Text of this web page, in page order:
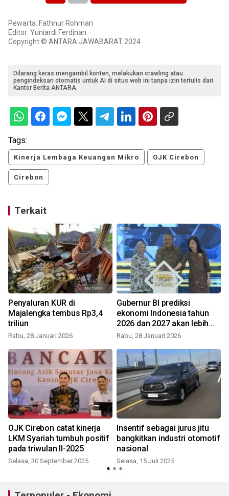
Pewarta: Fathnur Rohman
Editor: Yuniardi Ferdinan
Copyright © ANTARA JAWABARAT 2024
Dilarang keras mengambil konten, melakukan crawling atau
pengindeksan otomatis untuk AI di situs web ini tanpa izin tertulis dari
Kantor Berita ANTARA.
Tags:
Kinerja Lembaga Keuangan Mikro OJK Cirebon
Cirebon
Terkait
Penyaluran KUR di
Majalengka tembus Rp3,4
triliun
Rabu, 28 Januari 2026
Gubernur BI prediksi
ekonomi Indonesia tahun
2026 dan 2027 akan lebih
baik
Rabu, 28 Januari 2026
OJK Cirebon catat kinerja
LKM Syariah tumbuh positif
pada triwulan II-2025
Selasa, 30 September 2025
Insentif sebagai jurus jitu
bangkitkan industri otomotif
nasional
Selasa, 15 Juli 2025